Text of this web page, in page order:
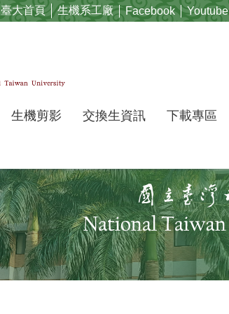
臺大首頁 生機系工廠 Facebook Youtube
生機剪影 交換生資訊 下載專區